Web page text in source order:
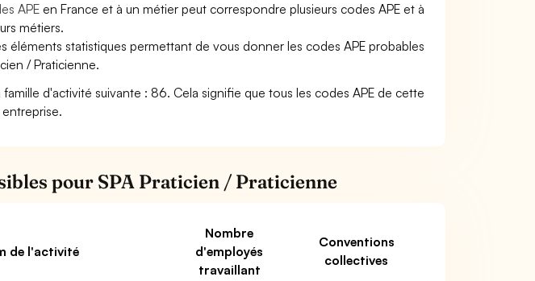
APEen France et à un métier peut correspondre plusieurs codes APE et à
métiers.
éléments statistiques permettant de vous donner les codes APE probables
/ Praticienne.
d'activité suivante : 86. Cela signifie que tous les codes APE de cette
pour SPA Praticien / Praticienne
de l'activité
Nombre
d'employés
travaillant
Conventions
collectives